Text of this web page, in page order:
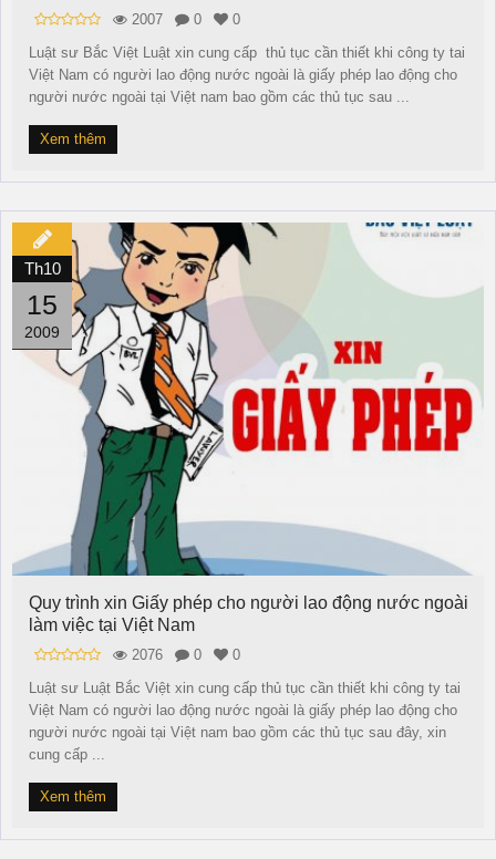
2007 0
0
Luật sư Bắc Việt Luật xin cung cấp thủ tục cần thiết khi công ty tai
Việt Nam có người lao động nước ngoài là giấy phép lao động cho
người nước ngoài tại Việt nam bao gồm các thủ tục sau ...
Xem thêm
Th10
15
2009
Quy trình xin Giấy phép cho người lao động nước ngoài
làm việc tại Việt Nam
2076 0
0
Luật sư Luật Bắc Việt xin cung cấp thủ tục cần thiết khi công ty tai
Việt Nam có người lao động nước ngoài là giấy phép lao động cho
người nước ngoài tại Việt nam bao gồm các thủ tục sau đây, xin
cung cấp ...
Xem thêm